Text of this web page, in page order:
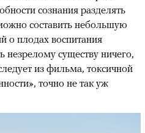
сознания разделять
составить небольшую
о плодах воспитания
незрелому существу ничего,
из фильма, токсичной
точно не так уж